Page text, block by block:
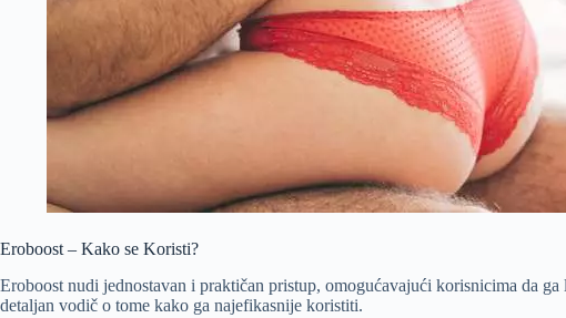
Eroboost – Kako se Koristi?
Eroboost nudi jednostavan i praktičan pristup, omogućavajući korisnicima da
detaljan vodič o tome kako ga najefikasnije koristiti.